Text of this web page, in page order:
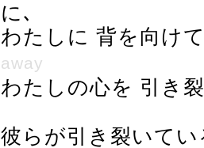
に､
わたしに 背を向
away
わたしの心を 引き
彼らが引き裂いて